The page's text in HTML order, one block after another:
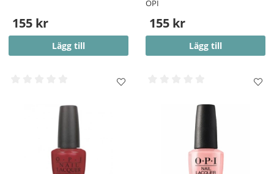
155 kr
Lägg till
OPI
155 kr
Lägg till